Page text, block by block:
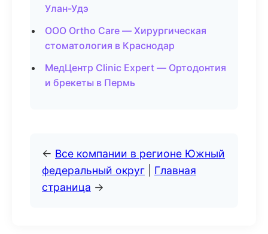
Улан-Удэ
ООО Ortho Care — Хирургическая
стоматология в Краснодар
МедЦентр Clinic Expert — Ортодонтия
и брекеты в Пермь
← Все компании в регионе Южный
федеральный округ
Главная
страница →